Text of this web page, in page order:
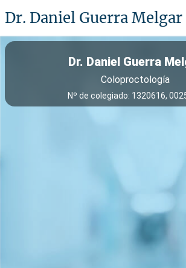
Dr. Daniel Guerra Melgar
Dr. Daniel Guerra
Coloproctología
Nº de colegiado: 1320616,